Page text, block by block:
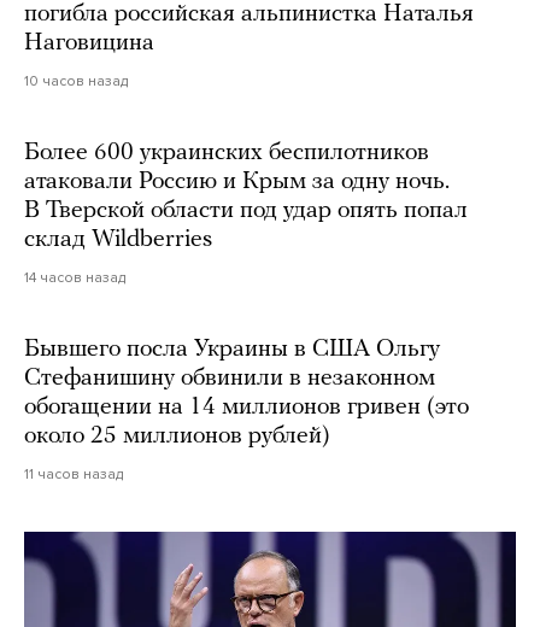
погибла российская альпинистка Наталья
Наговицина
10 часов назад
Более 600 украинских беспилотников
атаковали Россию и Крым за одну ночь.
В Тверской области под удар опять попал
склад Wildberries
14 часов назад
Бывшего посла Украины в США Ольгу
Стефанишину обвинили в незаконном
обогащении на 14 миллионов гривен (это
около 25 миллионов рублей)
11 часов назад